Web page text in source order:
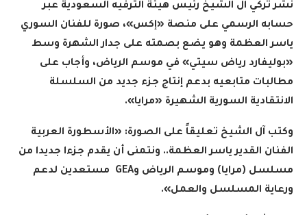
نشر تركي آل الشيخ رئيس هيئة الترفيه السعودية عبر
حسابه الرسمي على منصة «إكس»، صورة للفنان السوري
ياسر العظمة وهو يضع بصمته على جدار الشهرة وسط
«بوليفارد رياض سيتي» في موسم الرياض، وأجاب على
مطالبات متابعيه بدعم إنتاج جزء جديد من السلسلة
الانتقادية السورية الشهيرة «مرايا».
وكتب آل الشيخ تعليقاً على الصورة: «الأسطورة العربية
الفنان القدير ياسر العظمة.. ونتمنى أن يقدم جزءا جديدا من
مسلسل (مرايا) وموسم الرياض وGEA
مستعدين لدعم
ورعاية المسلسل والعمل».